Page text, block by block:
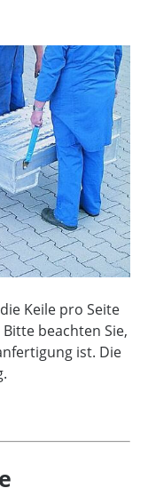
Keile pro Seite
beachten Sie,
ist. Die